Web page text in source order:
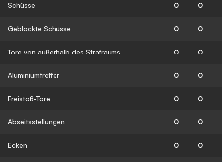
Schüsse 0 0
Geblockte Schüsse 0 0
Tore von außerhalb des Strafraums 0 0
Aluminiumtreffer 0 0
Freistoß-Tore 0 0
Abseitsstellungen 0 0
Ecken 0 0